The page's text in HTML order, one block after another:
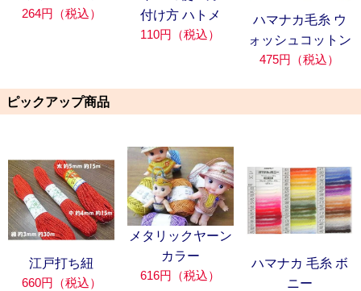
264円（税込）
付け方 ハトメ
110円（税込）
ハマナカ毛糸 ウ
ォッシュコットン
475円（税込）
ピックアップ商品
江戸打ち紐
660円（税込）
メタリックヤーン
カラー
616円（税込）
ハマナカ 毛糸 ボ
ニー